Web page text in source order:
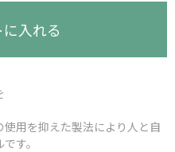
入れる
使用を抑えた製法により人と自
す。